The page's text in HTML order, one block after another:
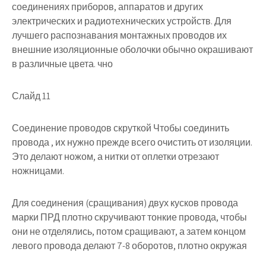
соединениях приборов, аппаратов и других
электрических и радиотехнических устройств. Для
лучшего распознавания монтажных проводов их
внешние изоляционные оболочки обычно окрашивают
в различные цвета. чно
Слайд 11
Соединение проводов скруткой Чтобы соединить
провода , их нужно прежде всего очистить от изоляции.
Это делают ножом, а нитки от оплетки отрезают
ножницами.
Для соединения (сращивания) двух кусков провода
марки ПРД плотно скручивают тонкие провода, чтобы
они не отделялись, потом сращивают, а затем концом
левого провода делают 7-8 оборотов, плотно окружая